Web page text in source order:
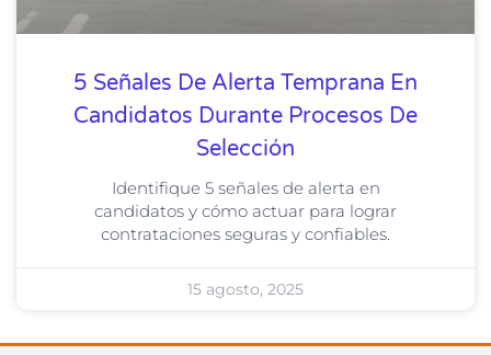
5 Señales De Alerta Temprana En
Candidatos Durante Procesos De
Selección
Identifique 5 señales de alerta en
candidatos y cómo actuar para lograr
contrataciones seguras y confiables.
15 agosto, 2025